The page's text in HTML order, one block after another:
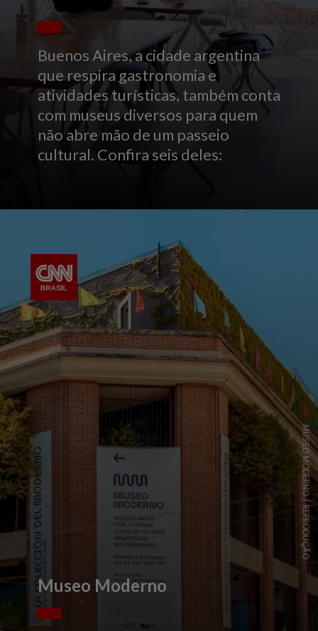
Buenos Aires, a cidade argentina
que respira gastronomia e
atividades turísticas, também conta
com museus diversos para quem
não abre mão de um passeio
cultural. Confira seis deles:
MUSEO MODERNO / REPRODUÇÃO
Museo Moderno